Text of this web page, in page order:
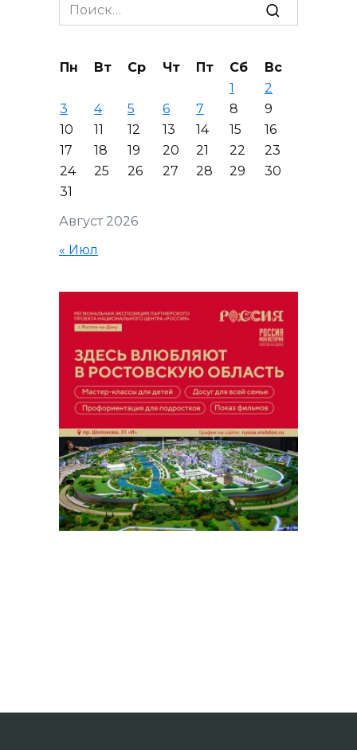
Search
for:
Август 2026
Пн Вт Ср Чт Пт Сб
Вс
1
2
3
4 5 6 7 8
9
10
11 12 13 14 15
16
17
18 19 20 21 22
23
24
25 26 27 28 29
30
31
« Июл